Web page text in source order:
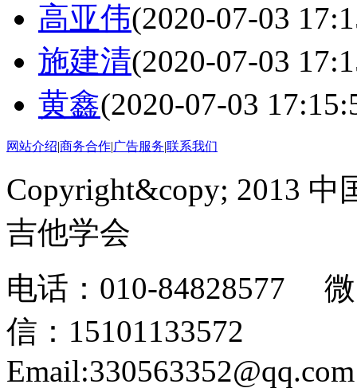
高亚伟(2020-07-03
施建清(2020-07-03
黄鑫(2020-07-03
网站介绍|商务合作|广告服务|联系我们
Copyright&copy; 2013 中
吉他学会
电话：010-84828577 微
信：15101133572